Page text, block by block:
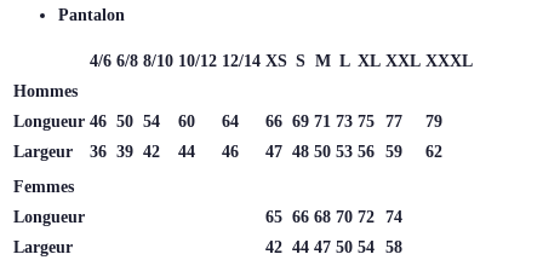
Pantalon
4/6 6/8 8/10 10/12 12/14 XS S M L XL XXL XXXL
Hommes
Longueur 46 50 54 60 64 66 69 71 73 75 77
79
Largeur
36 39 42 44 46 47 48 50 53 56 59
62
Femmes
Longueur
65 66 68 70 72 74
Largeur
42 44 47 50 54 58